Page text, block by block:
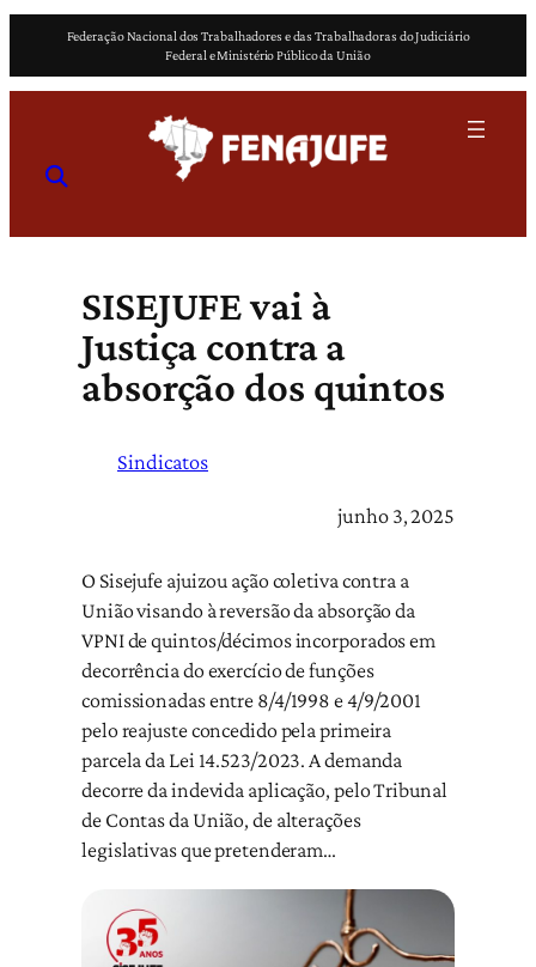
o
Federação Nacional dos Trabalhadores e das Trabalhadoras do Judiciário
Federal e Ministério Público da União
SISEJUFE vai à
Justiça contra a
absorção dos quintos
Sindicatos
junho 3, 2025
O Sisejufe ajuizou ação coletiva contra a
União visando à reversão da absorção da
VPNI de quintos/décimos incorporados em
decorrência do exercício de funções
comissionadas entre 8/4/1998 e 4/9/2001
pelo reajuste concedido pela primeira
parcela da Lei 14.523/2023. A demanda
decorre da indevida aplicação, pelo Tribunal
de Contas da União, de alterações
legislativas que pretenderam…